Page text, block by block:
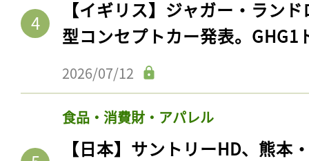
【イギリス】ジャガー・ラン
型コンセプトカー発表。GHG1
2026/07/12
食品・消費財・アパレル
【日本】サントリーHD、熊本